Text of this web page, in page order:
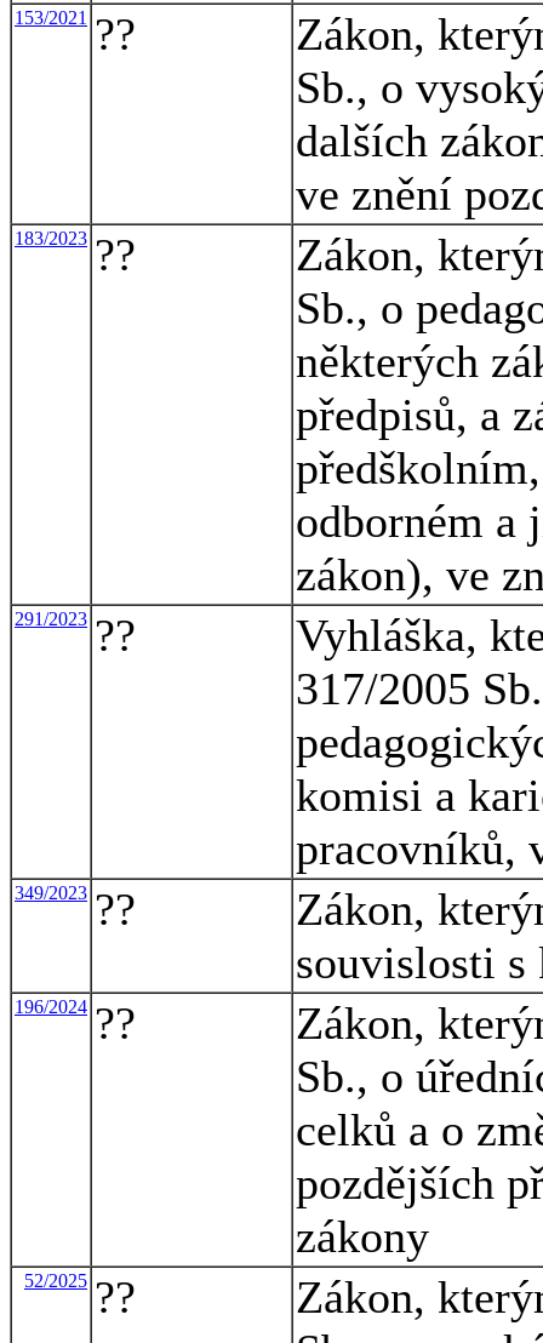
153/2021 ??
Zákon,
Sb., o
dalších
ve znění
183/2023 ??
Zákon,
Sb., o
některých
předpisů, a
odborném a
zákon), ve
291/2023 ??
Vyhláška,
317/2005
komisi a
pracovníků,
349/2023 ??
Zákon,
souvislosti s
196/2024 ??
Zákon,
Sb., o
celků a o
pozdějších
zákony
52/2025 ??
Zákon,